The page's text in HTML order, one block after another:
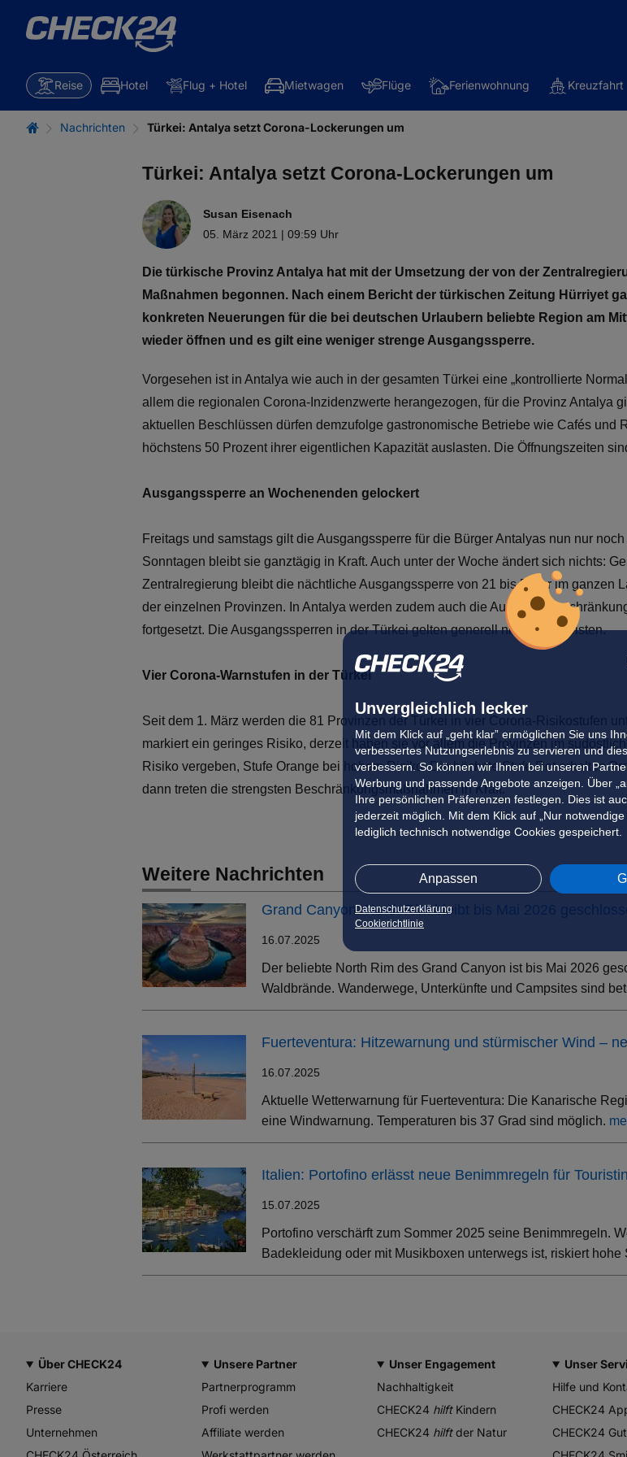
Unvergleichlich lecker
Mit dem Klick auf „geht klar” ermöglichen Sie uns
verbessertes Nutzungserlebnis zu servieren und
verbessern. So können wir Ihnen bei unseren
Werbung und passende Angebote anzeigen. Über
Ihre persönlichen Präferenzen festlegen. Dies ist
jederzeit möglich. Mit dem Klick auf „Nur notwendige
lediglich technisch notwendige Cookies gespeichert.
Anpassen
Datenschutzerklärung
Cookierichtlinie
Reise Hotel Flug + Hotel Mietwagen Flüge Ferienwohnung Kreuzfahrt
Nachrichten Türkei: Antalya setzt Corona-Lockerungen um
Türkei: Antalya setzt Corona-Lockerungen um
Susan Eisenach
05. März 2021 | 09:59 Uhr
Die türkische Provinz Antalya hat mit der Umsetzung der von der
Maßnahmen begonnen. Nach einem Bericht der türkischen Zeitung Hürriyet
konkreten Neuerungen für die bei deutschen Urlaubern beliebte Region am
wieder öffnen und es gilt eine weniger strenge Ausgangssperre.
Vorgesehen ist in Antalya wie auch in der gesamten Türkei eine „kontrollierte
allem die regionalen Corona-Inzidenzwerte herangezogen, für die Provinz Antalya
aktuellen Beschlüssen dürfen demzufolge gastronomische Betriebe wie Cafés und
höchstens 50 Prozent ihrer eigentlichen Kapazität auslasten. Die Öffnungszeiten
Ausgangssperre an Wochenenden gelockert
Freitags und samstags gilt die Ausgangssperre für die Bürger Antalyas nun nur
Sonntagen bleibt sie ganztägig in Kraft. Auch unter der Woche ändert sich nichts:
Zentralregierung bleibt die nächtliche Ausgangssperre von 21 bis 5 Uhr im ganzen
der einzelnen Provinzen. In Antalya werden zudem auch die
fortgesetzt. Die Ausgangssperren in der Türkei gelten generell nicht für Touristen.
Vier Corona-Warnstufen in der Türkei
Seit dem 1. März werden die 81 Provinzen der Türkei in vier Corona-Risikostufen
markiert ein geringes Risiko, derzeit haben sie vor allem die Provinzen im
Risiko vergeben, Stufe Orange bei hohem Risiko. Die höchste Stufe Rot erhalten
dann treten die strengsten Beschränkungsmaßnahmen in Kraft.
Weitere Nachrichten
Grand Canyon: North Rim bleibt bis Mai 2026
16.07.2025
Der beliebte North Rim des Grand Canyon ist bis Mai 2026
Waldbrände. Wanderwege, Unterkünfte und Campsites sind
Fuerteventura: Hitzewarnung und stürmischer Wind –
16.07.2025
Aktuelle Wetterwarnung für Fuerteventura: Die Kanarische
eine Windwarnung. Temperaturen bis 37 Grad sind möglich.
Italien: Portofino erlässt neue Benimmregeln für
15.07.2025
Portofino verschärft zum Sommer 2025 seine Benimmregeln.
Badekleidung oder mit Musikboxen unterwegs ist, riskiert
Über CHECK24
Karriere
Presse
Unternehmen
Unsere Partner
Partnerprogramm
Profi werden
Affiliate werden
Unser Engagement
Nachhaltigkeit
CHECK24 hilftKindern
CHECK24 hilftder Natur
Unser
Hilfe und
CHECK24
CHECK24